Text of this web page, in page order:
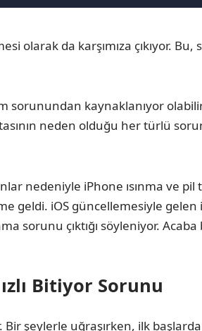
da karşımıza çıkıyor. Bu,
sorunundan kaynaklanıyor
neden olduğu her türlü
nedeniyle iPhone ısınma ve pil
geldi. iOS güncellemesiyle
çıktığı söyleniyor. Acaba
Bitiyor Sorunu
şeylerle uğraşırken, ilk